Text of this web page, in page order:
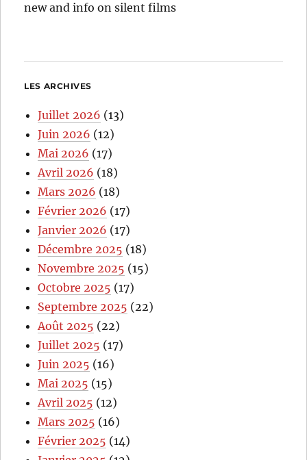
new and info on silent films
LES ARCHIVES
Juillet 2026 (13)
Juin 2026 (12)
Mai 2026 (17)
Avril 2026 (18)
Mars 2026 (18)
Février 2026 (17)
Janvier 2026 (17)
Décembre 2025 (18)
Novembre 2025 (15)
Octobre 2025 (17)
Septembre 2025 (22)
Août 2025 (22)
Juillet 2025 (17)
Juin 2025 (16)
Mai 2025 (15)
Avril 2025 (12)
Mars 2025 (16)
Février 2025 (14)